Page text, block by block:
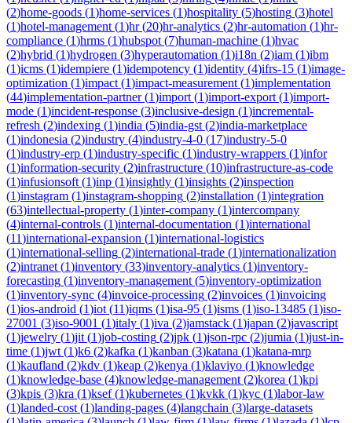
(2)home-goods (1)home-services (1)hospitality (5)hosting (3)hotel
(1)hotel-management (1)hr(20)hr-analytics (2)hr-automation (1)hr-
compliance (1)hrms (1)hubspot (7)human-machine (1)hvac
(2)hybrid (1)hydrogen (3)hyperautomation (1)i18n (2)iam (1)ibm
(1)icms (1)idempiere (1)idempotency (1)identity (4)ifrs-15 (1)image-
optimization (1)impact (1)impact-measurement (1)implementation
(44)implementation-partner(1)import (1)import-export (1)import-
mode (1)incident-response (3)inclusive-design (1)incremental-
refresh (2)indexing (1)india (5)india-gst (2)india-marketplace
(1)indonesia (2)industry (4)industry-4-0 (17)industry-5-0
(1)industry-erp (1)industry-specific (1)industry-wrappers (1)infor
(1)information-security (2)infrastructure (10)infrastructure-as-code
(1)infusionsoft (1)inp (1)insightly (1)insights (2)inspection
(1)instagram (1)instagram-shopping (2)installation (1)integration
(63)intellectual-property (1)inter-company (1)intercompany
(4)internal-controls (1)internal-documentation (1)international
(11)international-expansion (1)international-logistics
(1)international-selling (2)international-trade (1)internationalization
(2)intranet (1)inventory (33)inventory-analytics (1)inventory-
forecasting (1)inventory-management (5)inventory-optimization
(1)inventory-sync (4)invoice-processing (2)invoices (1)invoicing
(1)ios-android (1)iot (11)iqms (1)isa-95 (1)isms (1)iso-13485 (1)iso-
27001 (3)iso-9001 (1)italy (1)iva (2)jamstack (1)japan (2)javascript
(1)jewelry (1)jit (1)job-costing (2)jpk (1)json-rpc (2)jumia (1)just-in-
time (1)jwt (1)k6 (2)kafka (1)kanban (3)katana (1)katana-mrp
(1)kaufland (2)kdv (1)keap (2)kenya (1)klaviyo (1)knowledge
(1)knowledge-base (4)knowledge-management (2)korea (1)kpi
(3)kpis (3)kra (1)ksef(1)kubernetes (1)kvkk (1)kyc (1)labor-law
(1)landed-cost (1)landing-pages (4)langchain (3)large-datasets